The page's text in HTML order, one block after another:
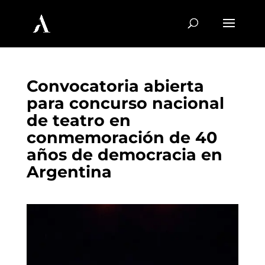
Convocatoria abierta
para concurso nacional
de teatro en
conmemoración de 40
años de democracia en
Argentina